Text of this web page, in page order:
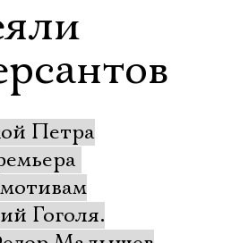
Петра

Гоголя.